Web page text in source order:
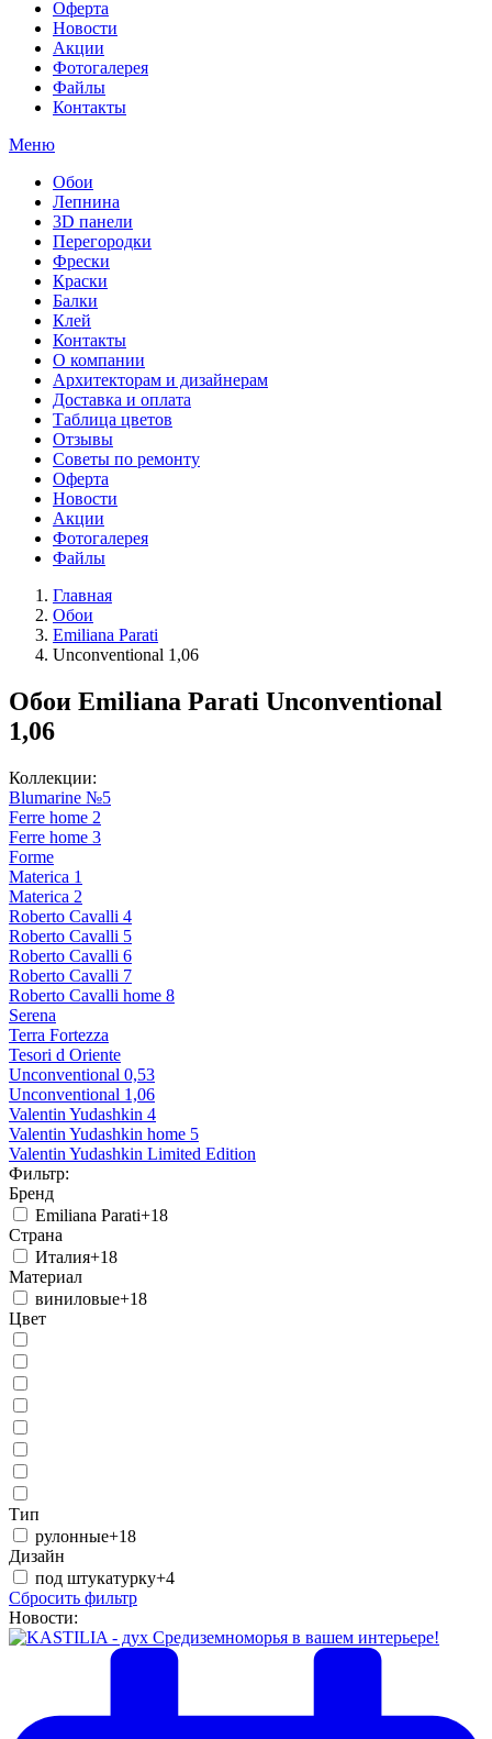
Оферта
Новости
Акции
Фотогалерея
Файлы
Контакты
Меню
Обои
Лепнина
3D панели
Перегородки
Фрески
Краски
Балки
Клей
Контакты
О компании
Архитекторам и дизайнерам
Доставка и оплата
Таблица цветов
Отзывы
Советы по ремонту
Оферта
Новости
Акции
Фотогалерея
Файлы
Главная
Обои
Emiliana Parati
Unconventional 1,06
Обои Emiliana Parati Unconventional
1,06
Коллекции:
Blumarine №5
Ferre home 2
Ferre home 3
Forme
Materica 1
Materica 2
Roberto Cavalli 4
Roberto Cavalli 5
Roberto Cavalli 6
Roberto Cavalli 7
Roberto Cavalli home 8
Serena
Terra Fortezza
Tesori d Oriente
Unconventional 0,53
Unconventional 1,06
Valentin Yudashkin 4
Valentin Yudashkin home 5
Valentin Yudashkin Limited Edition
Фильтр:
Бренд
Emiliana Parati+18
Страна
Италия+18
Материал
виниловые+18
Цвет
Тип
рулонные+18
Дизайн
под штукатурку+4
Сбросить фильтр
Новости: